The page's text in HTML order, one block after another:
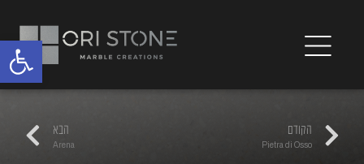
הקודם
Pietra di Osso
הבא
Arena